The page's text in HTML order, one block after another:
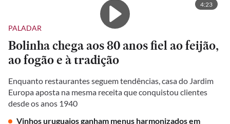
4:23
PALADAR
Bolinha chega aos 80 anos fiel ao feijão,
ao fogão e à tradição
Enquanto restaurantes seguem tendências, casa do Jardim
Europa aposta na mesma receita que conquistou clientes
desde os anos 1940
Vinhos uruguaios ganham menus harmonizados em